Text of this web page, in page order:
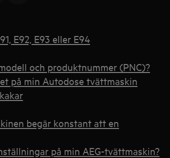
E92, E93 eller E94
och produktnummer (PNC)?
på min Autodose tvättmaskin
begär konstant att en
på min AEG-tvättmaskin?